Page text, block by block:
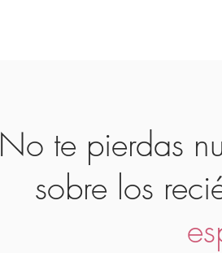
No te pierdas
sobre los